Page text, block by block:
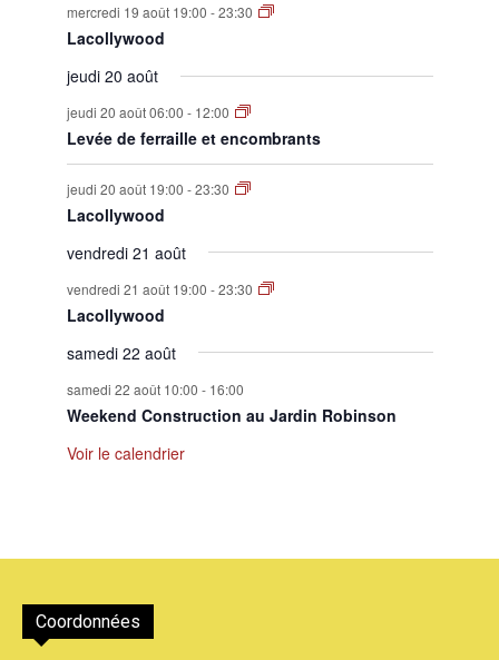
mercredi 19 août 19:00 -23:30
Lacollywood
jeudi 20 août
jeudi 20 août 06:00 - 12:00
Levée de ferraille et encombrants
jeudi 20 août 19:00 -23:30
Lacollywood
vendredi 21 août
vendredi 21 août 19:00 -23:30
Lacollywood
samedi 22 août
samedi 22 août 10:00 - 16:00
Weekend Construction au Jardin Robinson
Voir le calendrier
Coordonnées